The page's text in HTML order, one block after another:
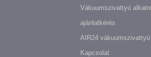
Vákuumszivattyú
ajánlatkérés
AIR24
Kapcsolat